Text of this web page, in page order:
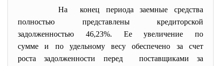
На конец периода заемные средства
полностью представлены кредиторской
задолженностью 46,23%. Ее увеличение по
сумме и по удельному весу обеспечено за счет
роста задолженности перед поставщиками за